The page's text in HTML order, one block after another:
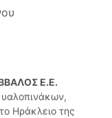
Ε.Ε.
υαλοπινάκων,
Ηράκλειο της